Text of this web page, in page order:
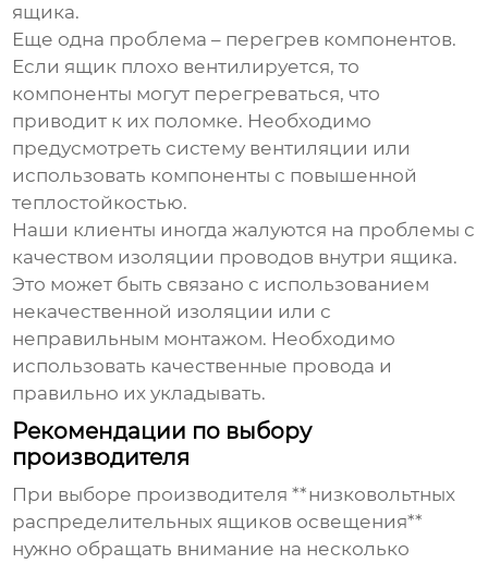
ящика.
Еще одна проблема – перегрев компонентов.
Если ящик плохо вентилируется, то
компоненты могут перегреваться, что
приводит к их поломке. Необходимо
предусмотреть систему вентиляции или
использовать компоненты с повышенной
теплостойкостью.
Наши клиенты иногда жалуются на проблемы с
качеством изоляции проводов внутри ящика.
Это может быть связано с использованием
некачественной изоляции или с
неправильным монтажом. Необходимо
использовать качественные провода и
правильно их укладывать.
Рекомендации по выбору
производителя
При выборе производителя **низковольтных
распределительных ящиков освещения**
нужно обращать внимание на несколько